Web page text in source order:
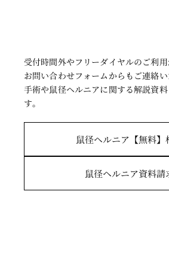
受付時間外やフリーダイヤルのご利用
お問い合わせフォームからもご連絡
手術や鼠径ヘルニアに関する解説資
す。
鼠径ヘルニア 【無料
鼠径ヘルニア資料請